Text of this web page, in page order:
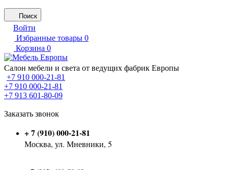
Поиск
Войти
Избранные товары 0
Корзина 0
Салон мебели и света от ведущих фабрик Европы
+7 910 000-21-81
+7 910 000-21-81
+7 913 601-80-09
Заказать звонок
+ 7 (910) 000-21-81
Москва, ул. Мневники, 5